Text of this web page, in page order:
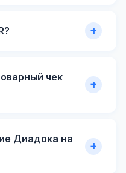
чек
Диадока на